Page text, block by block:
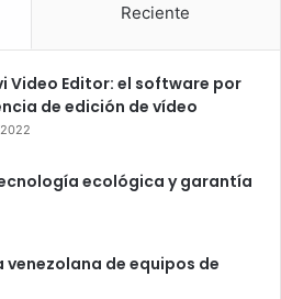
Reciente
Video Editor: el software por
de edición de vídeo
ecológica y garantía
venezolana de equipos de